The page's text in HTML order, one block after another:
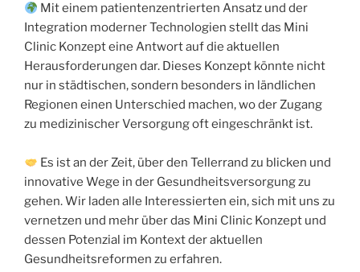
Mit einem patientenzentrierten Ansatz und der
Integration moderner Technologien stellt das Mini
Clinic Konzept eine Antwort auf die aktuellen
Herausforderungen dar. Dieses Konzept könnte nicht
nur in städtischen, sondern besonders in ländlichen
Regionen einen Unterschied machen, wo der Zugang
zu medizinischer Versorgung oft eingeschränkt ist.
Es ist an der Zeit, über den Tellerrand zu blicken und
innovative Wege in der Gesundheitsversorgung zu
gehen. Wir laden alle Interessierten ein, sich mit uns zu
vernetzen und mehr über das Mini Clinic Konzept und
dessen Potenzial im Kontext der aktuellen
Gesundheitsreformen zu erfahren.